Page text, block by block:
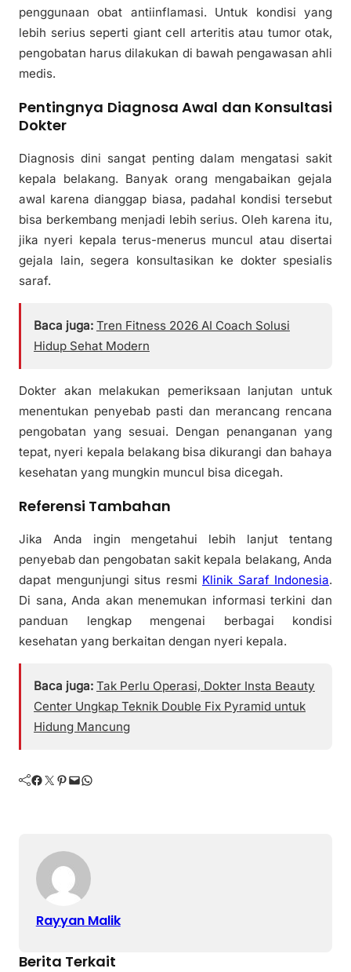
penggunaan obat antiinflamasi. Untuk kondisi yang
lebih serius seperti giant cell arteritis atau tumor otak,
pengobatan harus dilakukan di bawah pengawasan ahli
medis.
Pentingnya Diagnosa Awal dan Konsultasi
Dokter
Diagnosis dini sangat penting dalam mengatasi sakit
kepala belakang. Banyak orang mengabaikan gejala
awal karena dianggap biasa, padahal kondisi tersebut
bisa berkembang menjadi lebih serius. Oleh karena itu,
jika nyeri kepala terus-menerus muncul atau disertai
gejala lain, segera konsultasikan ke dokter spesialis
saraf.
Baca juga: Tren Fitness 2026 AI Coach Solusi
Hidup Sehat Modern
Dokter akan melakukan pemeriksaan lanjutan untuk
menentukan penyebab pasti dan merancang rencana
pengobatan yang sesuai. Dengan penanganan yang
tepat, nyeri kepala belakang bisa dikurangi dan bahaya
kesehatan yang mungkin muncul bisa dicegah.
Referensi Tambahan
Jika Anda ingin mengetahui lebih lanjut tentang
penyebab dan pengobatan sakit kepala belakang, Anda
dapat mengunjungi situs resmi Klinik Saraf Indonesia.
Di sana, Anda akan menemukan informasi terkini dan
panduan lengkap mengenai berbagai kondisi
kesehatan yang berkaitan dengan nyeri kepala.
Baca juga: Tak Perlu Operasi, Dokter Insta Beauty
Center Ungkap Teknik Double Fix Pyramid untuk
Hidung Mancung
Facebook Twitter Pinterest Mail WhatsApp
Rayyan Malik
Berita Terkait